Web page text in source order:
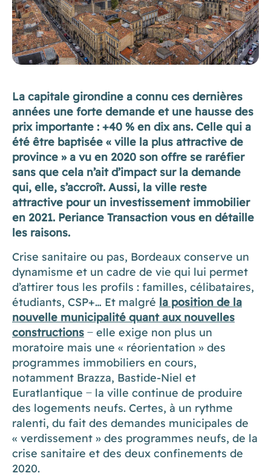
La capitale girondine a connu ces dernières
années une forte demande et une hausse des
prix importante : +40 % en dix ans. Celle qui a
été être baptisée « ville la plus attractive de
province » a vu en 2020 son offre se raréfier
sans que cela n’ait d’impact sur la demande
qui, elle, s’accroît. Aussi, la ville reste
attractive pour un investissement immobilier
en 2021. Periance Transaction vous en détaille
les raisons.
Crise sanitaire ou pas, Bordeaux conserve un
dynamisme et un cadre de vie qui lui permet
d’attirer tous les profils : familles, célibataires,
étudiants, CSP+… Et malgré la position de la
nouvelle municipalité quant aux nouvelles
constructions ̶ elle exige non plus un
moratoire mais une « réorientation » des
programmes immobiliers en cours,
notamment Brazza, Bastide-Niel et
Euratlantique ̶ la ville continue de produire
des logements neufs. Certes, à un rythme
ralenti, du fait des demandes municipales de
« verdissement » des programmes neufs, de la
crise sanitaire et des deux confinements de
2020.